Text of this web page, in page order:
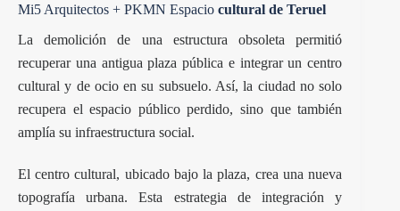
Mi5 Arquitectos + PKMN Espacio cultural de Teruel
La demolición de una estructura obsoleta permitió
recuperar una antigua plaza pública e integrar un centro
cultural y de ocio en su subsuelo. Así, la ciudad no solo
recupera el espacio público perdido, sino que también
amplía su infraestructura social.
El centro cultural, ubicado bajo la plaza, crea una nueva
topografía urbana. Esta estrategia de integración y